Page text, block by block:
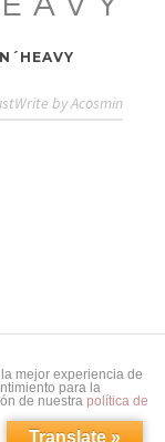
byAcosmin
mejor experiencia de
para la
de nuestra política de
Translate »